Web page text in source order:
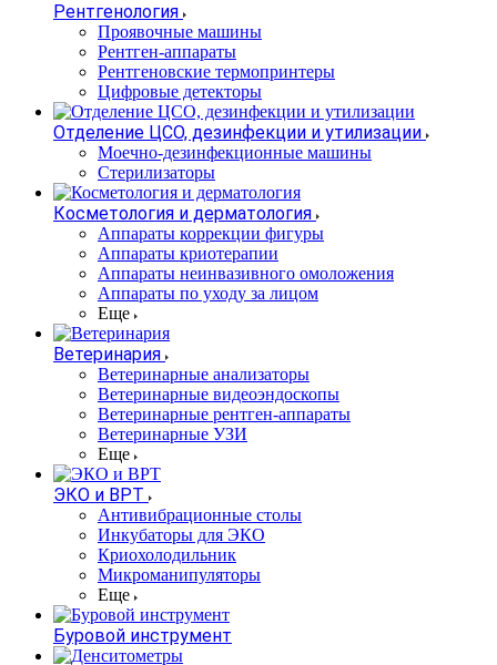
Рентгенология
Проявочные машины
Рентген-аппараты
Рентгеновские термопринтеры
Цифровые детекторы
Отделение ЦСО, дезинфекции и утилизации
Моечно-дезинфекционные машины
Стерилизаторы
Косметология и дерматология
Аппараты коррекции фигуры
Аппараты криотерапии
Аппараты неинвазивного омоложения
Аппараты по уходу за лицом
Еще
Ветеринария
Ветеринарные анализаторы
Ветеринарные видеоэндоскопы
Ветеринарные рентген-аппараты
Ветеринарные УЗИ
Еще
ЭКО и ВРТ
Антивибрационные столы
Инкубаторы для ЭКО
Криохолодильник
Микроманипуляторы
Еще
Буровой инструмент